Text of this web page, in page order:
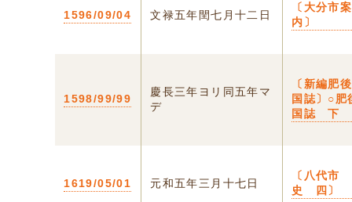
1596/09/04 文禄五年閏七月十二日
〔大分市案
内〕
1598/99/99
慶長三年ヨリ同五年マ
デ
〔新編肥後
国誌〕○肥
国誌 下
1619/05/01 元和五年三月十七日
〔八代市
史 四〕